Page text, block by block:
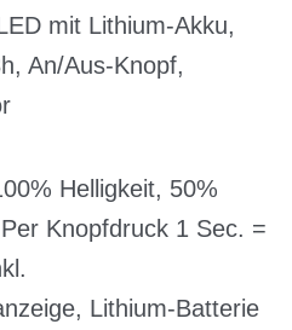
mit Lithium-Akku,
An/Aus-Knopf,
Helligkeit, 50%
Knopfdruck 1 Sec. =
Lithium-Batterie